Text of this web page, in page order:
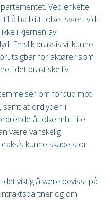
Ved enkelte
å ha blitt tolket svært vidt
i kjernen av
En slik praksis vil kunne
for aktører som
i det praktiske liv.
om forbud mot
samt at ordlyden i
å tolke mht. lite
være vanskelig
kunne skape stor
det viktig å være bevisst på
og om